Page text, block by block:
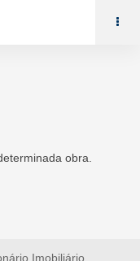
obra.
Imobiliário